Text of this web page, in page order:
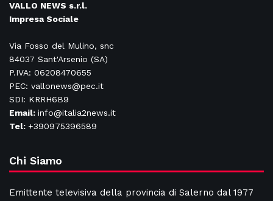
VALLO NEWS s.r.l.
Impresa Sociale
Via Fosso del Mulino, snc
84037 Sant'Arsenio (SA)
P.IVA: 06208470655
PEC: vallonews@pec.it
SDI: KRRH6B9
Email: info@italia2news.it
Tel: +390975396589
Chi Siamo
Emittente televisiva della provincia di Salerno dal 1977